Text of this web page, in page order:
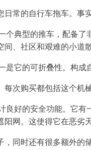
日常的自行车拖车。事
个典型的推车，配备
、社区和艰难的小道
是它的可折叠性。构
每次购买都包括这个机
良好的安全功能。它
网。这使得它在恶劣
，同时还有很多额外的